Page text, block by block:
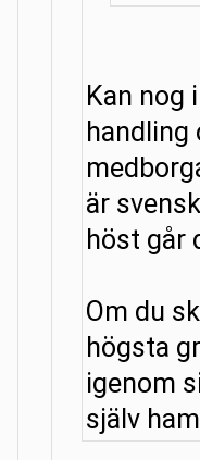
Kan nog
är
höst går
Om du
högsta
igenom
själv